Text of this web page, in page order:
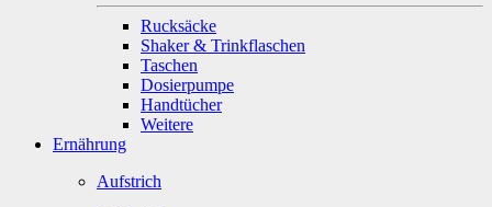
Rucksäcke
Shaker & Trinkflaschen
Taschen
Dosierpumpe
Handtücher
Weitere
Ernährung
Aufstrich